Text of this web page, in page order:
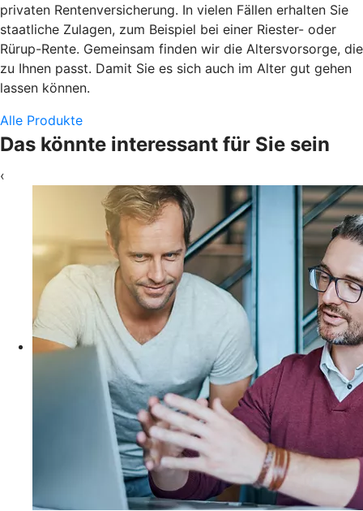
privaten Rentenversicherung. In vielen Fällen erhalten Sie
staatliche Zulagen, zum Beispiel bei einer Riester- oder
Rürup-Rente. Gemeinsam finden wir die Altersvorsorge, die
zu Ihnen passt. Damit Sie es sich auch im Alter gut gehen
lassen können.
Alle Produkte
Das könnte interessant für Sie sein
‹